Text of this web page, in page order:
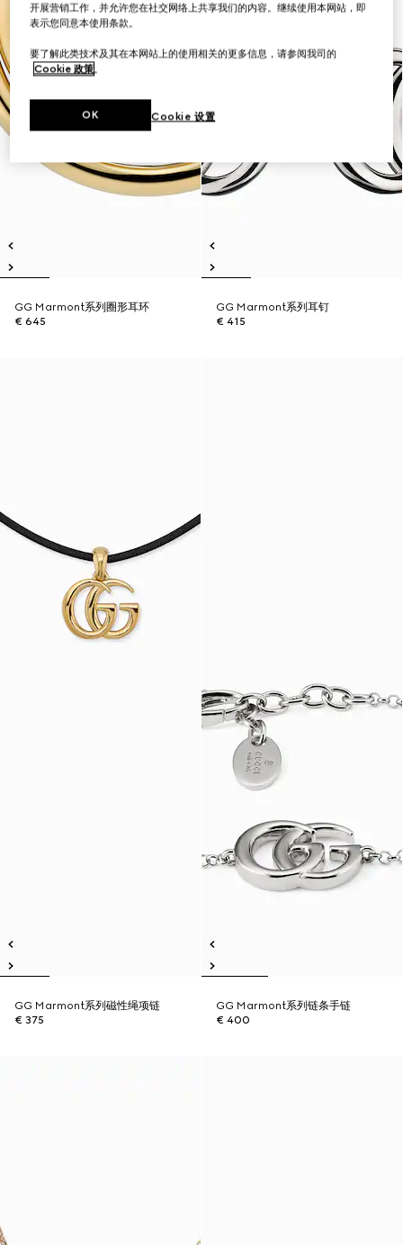
GG Marmont系列圈形耳环
€ 645
GG Marmont系列耳钉
€ 415
GG Marmont系列磁性绳项链
€ 375
GG Marmont系列链条手链
€ 400
开展营销工作，并允许您在社交网络上共享我们的内容。继续使用本网站，即
表示您同意本使用条款。
要了解此类技术及其在本网站上的使用相关的更多信息，请参阅我司的
Cookie 政策。
Cookie 设置
OK